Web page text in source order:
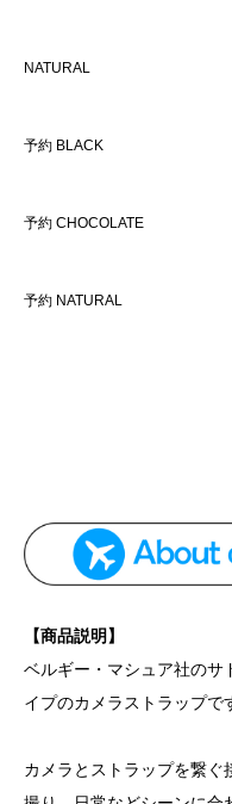
NATURAL
予約 BLACK
予約 CHOCOLATE
予約 NATURAL
【商品説明】
ベルギー・マシュア社のサ
イプのカメラストラップで
カメラとストラップを繋ぐ